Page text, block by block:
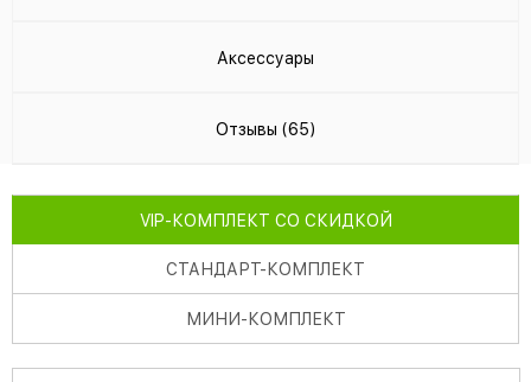
Аксессуары
Отзывы (65)
VIP-КОМПЛЕКТ СО СКИДКОЙ
СТАНДАРТ-КОМПЛЕКТ
МИНИ-КОМПЛЕКТ